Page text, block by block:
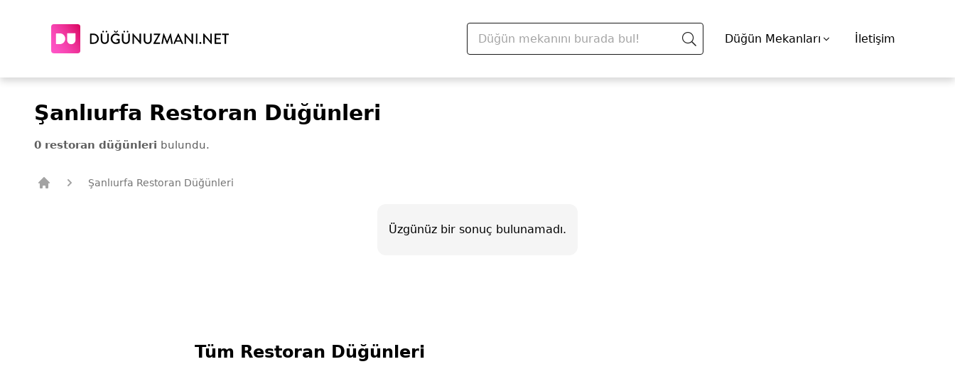
Düğün Mekanları İletişim
Şanlıurfa Restoran Düğünleri
0 restoran düğünleri bulundu.
Şanlıurfa Restoran Düğünleri
Üzgünüz bir sonuç bulunamadı.
Tüm Restoran Düğünleri